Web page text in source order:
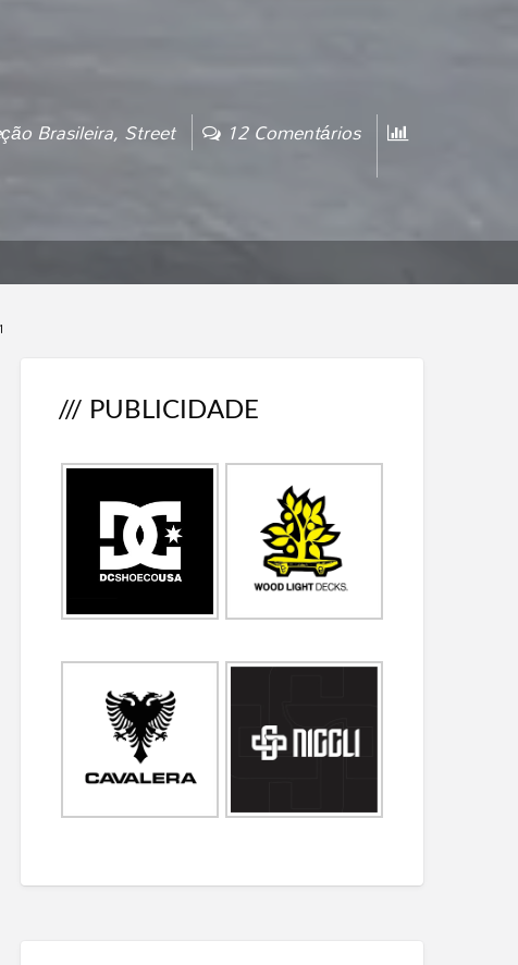
Brasileira, Street 12 Comentários
/// PUBLICIDADE